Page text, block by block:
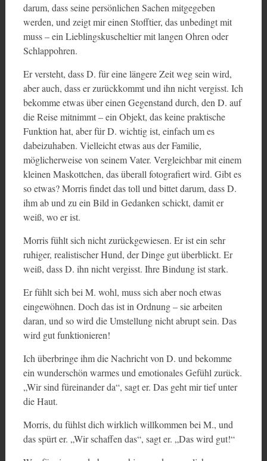
darum, dass seine persönlichen Sachen mitgegeben
werden, und zeigt mir einen Stofftier, das unbedingt mit
muss – ein Lieblingskuscheltier mit langen Ohren oder
Schlappohren.
Er versteht, dass D. für eine längere Zeit weg sein wird,
aber auch, dass er zurückkommt und ihn nicht vergisst. Ich
bekomme etwas über einen Gegenstand durch, den D. auf
die Reise mitnimmt – ein Objekt, das keine praktische
Funktion hat, aber für D. wichtig ist, einfach um es
dabeizuhaben. Vielleicht etwas aus der Familie,
möglicherweise von seinem Vater. Vergleichbar mit einem
kleinen Maskottchen, das überall fotografiert wird. Gibt es
so etwas? Morris findet das toll und bittet darum, dass D.
ihm ab und zu ein Bild in Gedanken schickt, damit er
weiß, wo er ist.
Morris fühlt sich nicht zurückgewiesen. Er ist ein sehr
ruhiger, realistischer Hund, der Dinge gut überblickt. Er
weiß, dass D. ihn nicht vergisst. Ihre Bindung ist stark.
Er fühlt sich bei M. wohl, muss sich aber noch etwas
eingewöhnen. Doch das ist in Ordnung – sie arbeiten
daran, und so wird die Umstellung nicht abrupt sein. Das
wird gut funktionieren!
Ich überbringe ihm die Nachricht von D. und bekomme
ein wunderschön warmes und emotionales Gefühl zurück.
„Wir sind füreinander da“, sagt er. Das geht mir tief unter
die Haut.
Morris, du fühlst dich wirklich willkommen bei M., und
das spürt er. „Wir schaffen das“, sagt er. „Das wird gut!“